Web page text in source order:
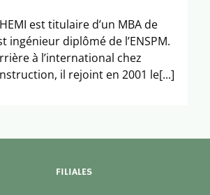
est titulaire d’un MBA de
ingénieur diplômé de l’ENSPM.
à l’international chez
il rejoint en 2001 le[...]
FILIALES